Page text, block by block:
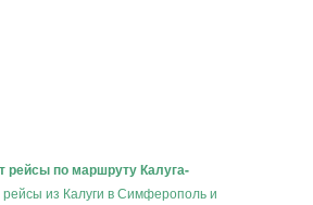
рейсы по маршруту Калуга-
рейсы из Калуги в Симферополь и